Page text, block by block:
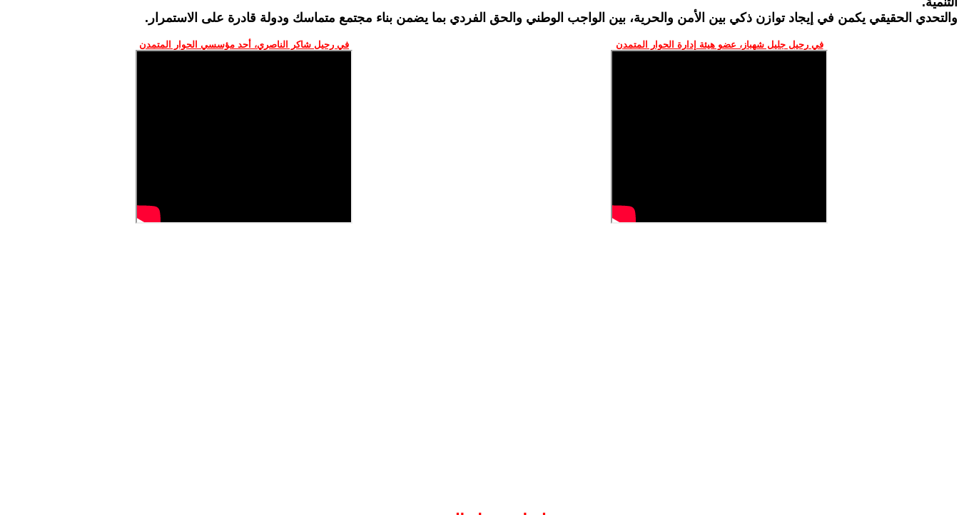
والتحدي الحقيقي يكمن في إيجاد توازن ذكي بين الأمن والحرية، بين الواجب الوطني والحق الفردي بما يضمن بناء مجتمع متماسك ودولة قادرة على الاستمرار.
في رحيل جليل شهباز، عضو هيئة إدارة الحوار المتمدن في رحيل شاكر الناصري، أحد مؤسسي الحوار المتمدن